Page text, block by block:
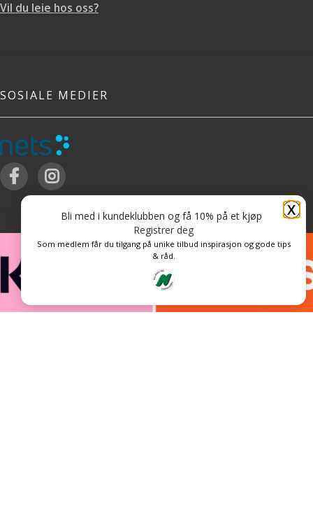
Vil du leie hos oss?
SOSIALE MEDIER
X
Bli med i kundeklubben og få 10% på et kjøp
Registrer deg
Som medlem får du tilgang på unike tilbud inspirasjon og gode tips
& råd.